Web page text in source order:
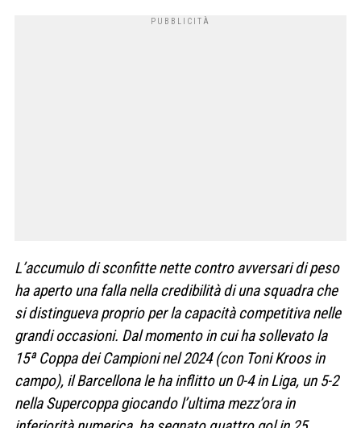
L’accumulo di sconfitte nette contro avversari di peso
ha aperto una falla nella credibilità di una squadra che
si distingueva proprio per la capacità competitiva nelle
grandi occasioni. Dal momento in cui ha sollevato la
15ª Coppa dei Campioni nel 2024 (con Toni Kroos in
campo), il Barcellona le ha inflitto un 0-4 in Liga, un 5-2
nella Supercoppa giocando l’ultima mezz’ora in